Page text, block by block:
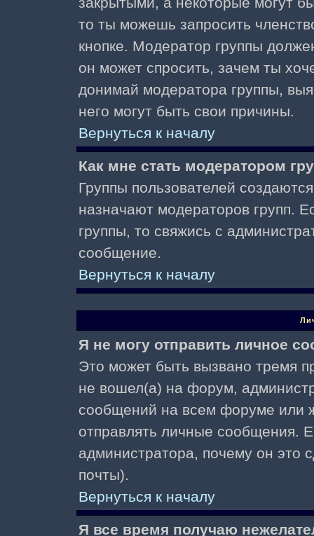
то ты можешь запросить
кнопке. Модератор группы
он может спросить, зачем ты
донимай модератора группы,
него могут быть свои причины.
Вернуться к началу
Как мне стать модератором
Группы пользователей
назначают модераторов групп.
группы, то свяжись с
сообщение.
Вернуться к началу
Я не могу отправить личное
Это может быть вызвано тремя
не вошел(а) на форум,
сообщений на всем форуме или
отправлять личные сообщения.
администратора, почему он это
почты).
Вернуться к началу
Я все время получаю